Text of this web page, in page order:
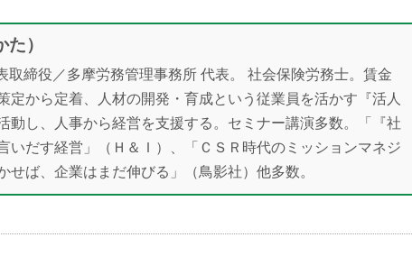
）
取締役／多摩労務管理事務所 代表。 社会保険労務士。賃金
定から定着、人材の開発・育成という従業員を活かす『活人
動し、人事から経営を支援する。セミナー講演多数。「『社
いだす経営」（Ｈ＆Ｉ）、「ＣＳＲ時代のミッションマネジ
ば、企業はまだ伸びる」（鳥影社）他多数。